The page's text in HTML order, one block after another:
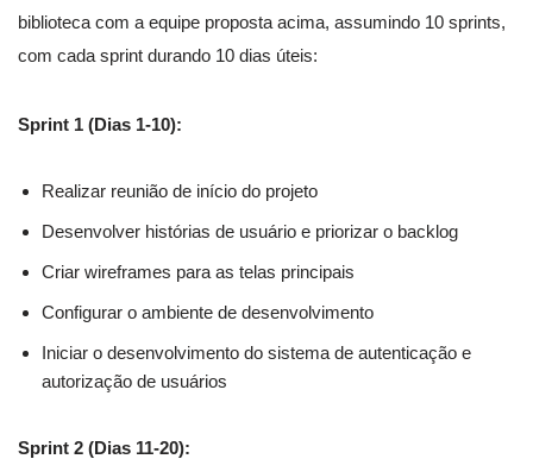
biblioteca com a equipe proposta acima, assumindo 10 sprints,
com cada sprint durando 10 dias úteis:
Sprint 1 (Dias 1-10):
Realizar reunião de início do projeto
Desenvolver histórias de usuário e priorizar o backlog
Criar wireframes para as telas principais
Configurar o ambiente de desenvolvimento
Iniciar o desenvolvimento do sistema de autenticação e
autorização de usuários
Sprint 2 (Dias 11-20):